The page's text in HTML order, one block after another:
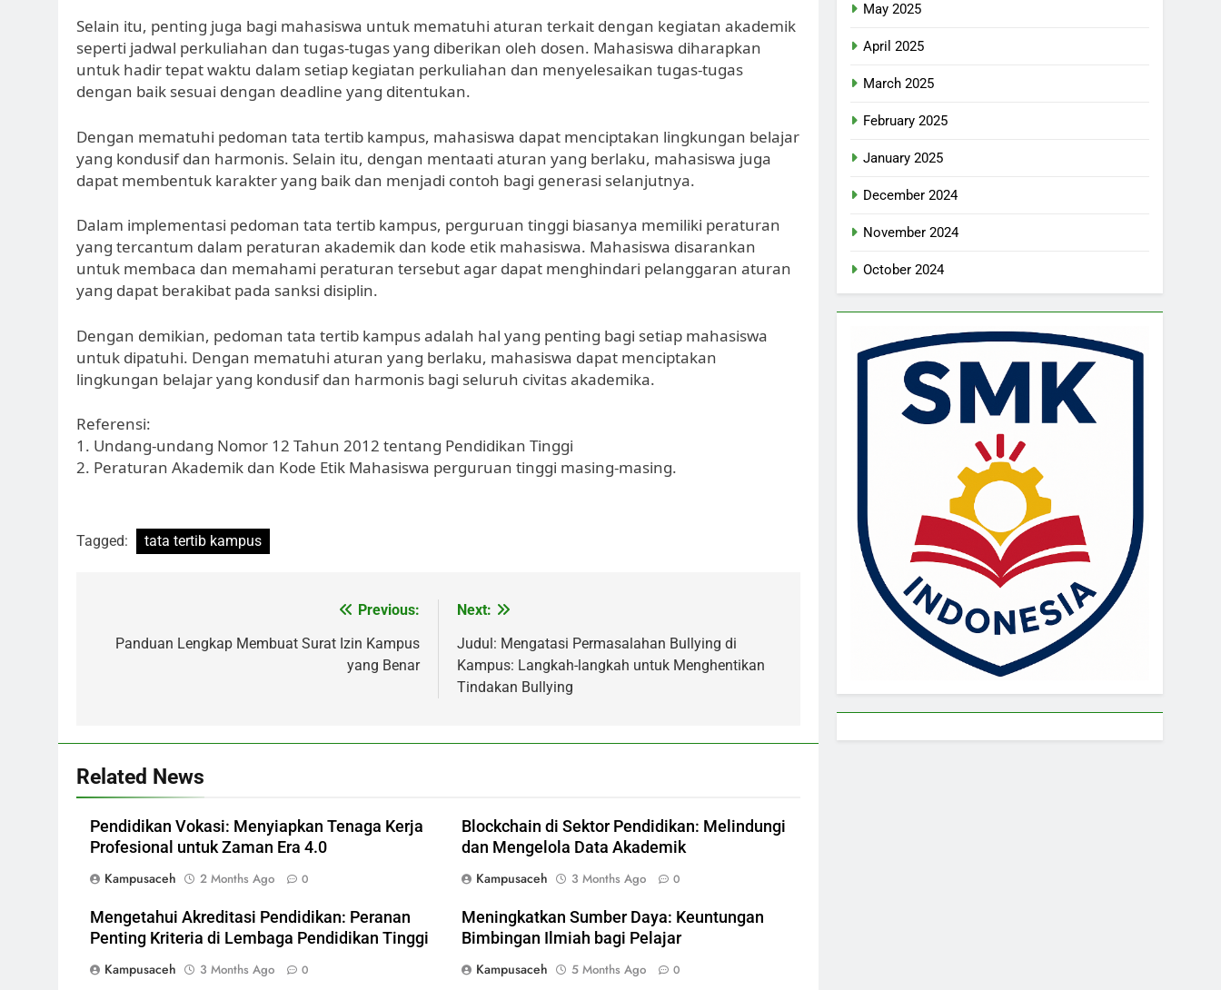
Selain itu, penting juga bagi mahasiswa untuk mematuhi aturan terkait dengan kegiatan akademik
seperti jadwal perkuliahan dan tugas-tugas yang diberikan oleh dosen. Mahasiswa diharapkan
untuk hadir tepat waktu dalam setiap kegiatan perkuliahan dan menyelesaikan tugas-tugas
dengan baik sesuai dengan deadline yang ditentukan.
Dengan mematuhi pedoman tata tertib kampus, mahasiswa dapat menciptakan lingkungan belajar
yang kondusif dan harmonis. Selain itu, dengan mentaati aturan yang berlaku, mahasiswa juga
dapat membentuk karakter yang baik dan menjadi contoh bagi generasi selanjutnya.
Dalam implementasi pedoman tata tertib kampus, perguruan tinggi biasanya memiliki peraturan
yang tercantum dalam peraturan akademik dan kode etik mahasiswa. Mahasiswa disarankan
untuk membaca dan memahami peraturan tersebut agar dapat menghindari pelanggaran aturan
yang dapat berakibat pada sanksi disiplin.
Dengan demikian, pedoman tata tertib kampus adalah hal yang penting bagi setiap mahasiswa
untuk dipatuhi. Dengan mematuhi aturan yang berlaku, mahasiswa dapat menciptakan
lingkungan belajar yang kondusif dan harmonis bagi seluruh civitas akademika.
Referensi:
1. Undang-undang Nomor 12 Tahun 2012 tentang Pendidikan Tinggi
2. Peraturan Akademik dan Kode Etik Mahasiswa perguruan tinggi masing-masing.
Tagged: tata tertib kampus
navigation
Previous:
Panduan Lengkap Membuat Surat Izin Kampus
yang Benar
Next:
Judul: Mengatasi Permasalahan Bullying di
Kampus: Langkah-langkah untuk Menghentikan
Tindakan Bullying
Related News
Pendidikan Vokasi: Menyiapkan Tenaga Kerja
Profesional untuk Zaman Era 4.0
Kampusaceh
2 Months Ago 0
Blockchain di Sektor Pendidikan: Melindungi
dan Mengelola Data Akademik
Kampusaceh
3 Months Ago 0
Mengetahui Akreditasi Pendidikan: Peranan
Penting Kriteria di Lembaga Pendidikan Tinggi
Kampusaceh
3 Months Ago 0
Meningkatkan Sumber Daya: Keuntungan
Bimbingan Ilmiah bagi Pelajar
Kampusaceh
5 Months Ago 0
May 2025
April 2025
March 2025
February 2025
January 2025
December 2024
November 2024
October 2024